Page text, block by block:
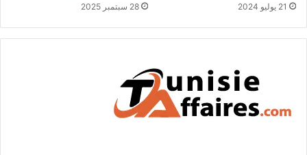
21 يوليو 2024 28 سبتمبر 2025